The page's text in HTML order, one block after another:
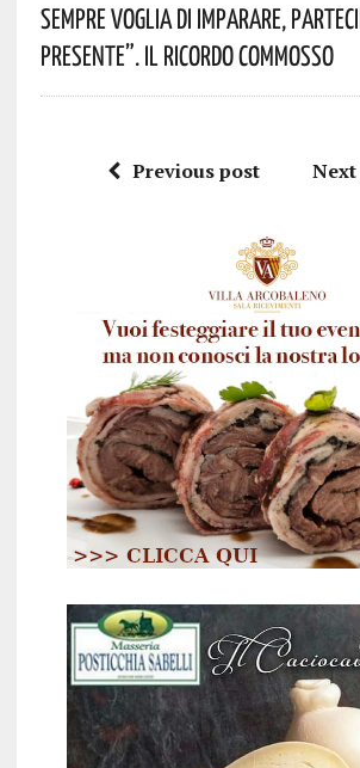
Sempre Voglia Di Imparare,
Presente”. Il Ricordo Commosso
Previous post